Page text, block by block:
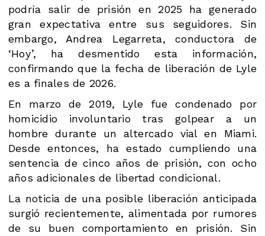
podría salir de prisión en 2025 ha generado
gran expectativa entre sus seguidores. Sin
embargo, Andrea Legarreta, conductora de
‘Hoy’, ha desmentido esta información,
confirmando que la fecha de liberación de Lyle
es a finales de 2026.
En marzo de 2019, Lyle fue condenado por
homicidio involuntario tras golpear a un
hombre durante un altercado vial en Miami.
Desde entonces, ha estado cumpliendo una
sentencia de cinco años de prisión, con ocho
años adicionales de libertad condicional.
La noticia de una posible liberación anticipada
surgió recientemente, alimentada por rumores
de su buen comportamiento en prisión. Sin